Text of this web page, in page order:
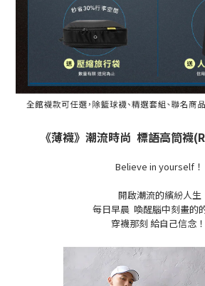
《薄襪》潮流時尚 標語高筒襪
Believe in yourself！
開啟潮流的繽紛人生
每日早晨 喚醒腦中刻畫的
穿襪那刻 給自己信念！